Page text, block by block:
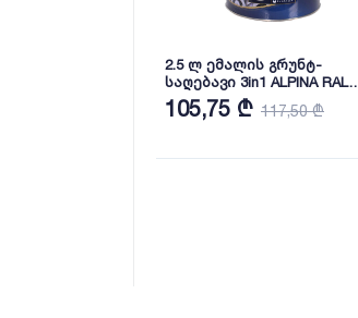
2.5 ლ ემალის გრუნტ-
საღებავი 3in1 ALPINA RAL
9023
105,75 ₾ 117,50 ₾